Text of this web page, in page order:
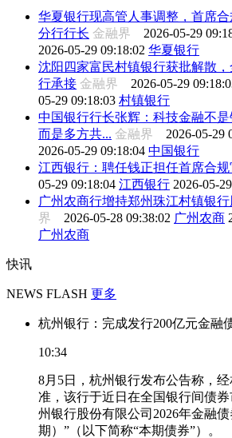
华夏银行现高管人事调整，首席
分行行长 金融界 2026-05-29
2026-05-29 09:18:02 华夏银行
沈阳四家富民村镇银行获批解散
行承接 金融界 2026-05-29
05-29 09:18:03 村镇银行
中国银行行长张辉：科技金融不是
而是多方共... 金融界 2026-05-29
2026-05-29 09:18:04 中国银行
江西银行：聘任钱正担任首席合规
05-29 09:18:04 江西银行 2026-05-
广州农商行增持郑州珠江村镇银行
界 2026-05-28 09:38:02 广州农商
广州农商
快讯
NEWS FLASH 更多
杭州银行：完成发行200亿元金融
10:34
8月5日，杭州银行发布公告称，
准，该行于近日在全国银行间债
州银行股份有限公司2026年金融
期）”（以下简称“本期债券”）。